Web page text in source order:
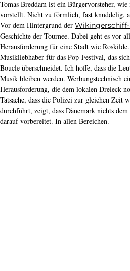
Tomas Breddam ist ein Bürgervorsteher,
vorstellt. Nicht zu förmlich, fast knuddelig,
Vor dem Hintergrund der
Geschichte der Tournee. Dabei geht es vor
Herausforderung für eine Stadt wie
Musikliebhaber für das Pop-Festival, das
Boucle überschneidet. Ich hoffe, dass die
Musik bleiben werden. Werbungstechnisch
Herausforderung, die dem lokalen Dreieck
Tatsache, dass die Polizei zur gleichen Zeit
durchführt, zeigt, dass Dänemark nichts
darauf vorbereitet. In allen Bereichen.